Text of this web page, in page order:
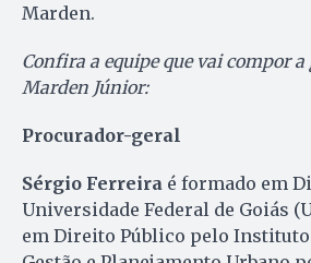
Marden.
Confira a equipe que vai compor
Marden Júnior:
Procurador-geral
Sérgio Ferreira é formado em
Universidade Federal de Goiás
em Direito Público pelo Instituto